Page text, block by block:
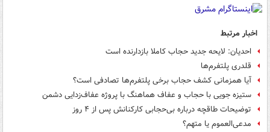
اخبار مرتبط
احدیان: لایحه جدید حجاب کاملا بازدارنده است
قلدری پلتفرم‌ها
آیا همزمانی کشف حجاب برخی پلتفرم‌ها تصادفی است؟
ستیزه جویی با حجاب و عفاف هماهنگ با پروژه عفاف‌زدایی دشمن
توضیحات طاقچه درباره بی‌حجابی کارکنانش پس از ۴ روز
مدعی‌العموم یا متهم؟